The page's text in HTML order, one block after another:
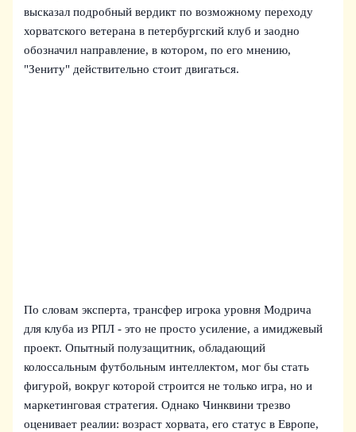
высказал подробный вердикт по возможному переходу
хорватского ветерана в петербургский клуб и заодно
обозначил направление, в котором, по его мнению,
"Зениту" действительно стоит двигаться.
По словам эксперта, трансфер игрока уровня Модрича
для клуба из РПЛ - это не просто усиление, а имиджевый
проект. Опытный полузащитник, обладающий
колоссальным футбольным интеллектом, мог бы стать
фигурой, вокруг которой строится не только игра, но и
маркетинговая стратегия. Однако Чинквини трезво
оценивает реалии: возраст хорвата, его статус в Европе,